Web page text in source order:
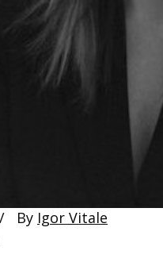
By Igor Vitale